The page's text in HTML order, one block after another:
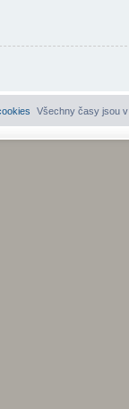
Všechny časy jsou v